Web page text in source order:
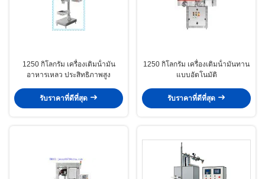
1250 กิโลกรัม เครื่องเติมน้ํามัน
อาหารเหลว ประสิทธิภาพสูง
รับราคาที่ดีที่สุด
1250 กิโลกรัม เครื่องเติมน้ํามันทาน
แบบอัตโนมัติ
รับราคาที่ดีที่สุด